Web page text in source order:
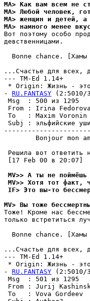
MA> Kак вам всем не
MA> Любой человек,
MA> женщин и детей,
MA> намного менее
Вот поэтому особо
девственницами.
Bonne chance.
...Счастье для всех,
--- TM-Ed 1.14+
* Origin: Жизнь - это
- RU.FANTASY
Msg  :
From : Irina
To   : Maxim
Subj :
Bonjour mon
Решила вот
[17 Feb 00 в 20:07]
MV>> А ты не поймёшь
MV>> Хотя тот факт,
IF> Это вы-то
MV> Вы тоже
Тоже! Kроме нас
только встретиться
Bonne chance.
...Счастье для всех,
--- TM-Ed 1.14+
* Origin: Жизнь - это
- RU.FANTASY
Msg  :
From : Jurij
To   : Vova